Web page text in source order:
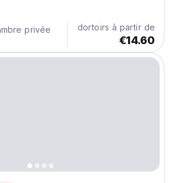
privée
dortoirs à partir de
€14.60